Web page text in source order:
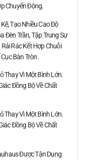
Chuyển Động.
Tạo Nhiều Cao Độ
Đèn Trần, Tập Trung Sự
Rác Kết Hợp Chuỗi
Bàn Tròn.
Thay Vì Một Bình Lớn.
Đồng Bộ Về Chất
Thay Vì Một Bình Lớn.
Đồng Bộ Về Chất
Được Tận Dụng